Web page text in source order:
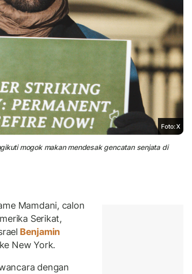
Foto: X
mogok makan mendesak gencatan senjata di
Mamdani, calon
Serikat,
Benjamin
New York.
dengan